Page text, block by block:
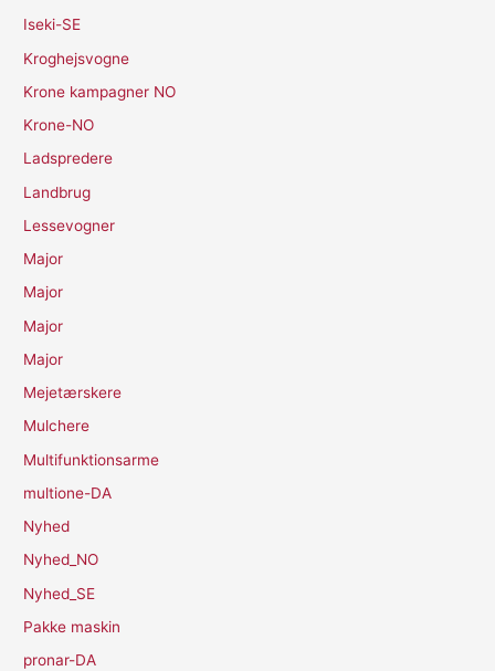
Iseki-SE
Kroghejsvogne
Krone kampagner NO
Krone-NO
Ladspredere
Landbrug
Lessevogner
Major
Major
Major
Major
Mejetærskere
Mulchere
Multifunktionsarme
multione-DA
Nyhed
Nyhed_NO
Nyhed_SE
Pakke maskin
pronar-DA